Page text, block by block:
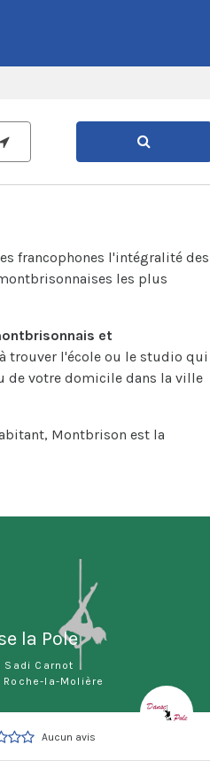
francophones l'intégralité des
les plus
et
trouver l'école ou le studio qui
de votre domicile dans la ville
Montbrison est la
la Pole
Sadi Carnot
Roche-la-Molière
Aucun avis